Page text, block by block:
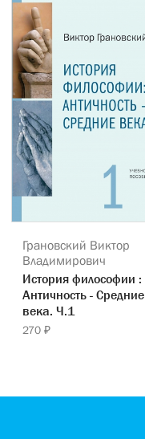
Грановский Виктор
Владимирович
История философии :
Античность - Средние
века. Ч.1
270 ₽